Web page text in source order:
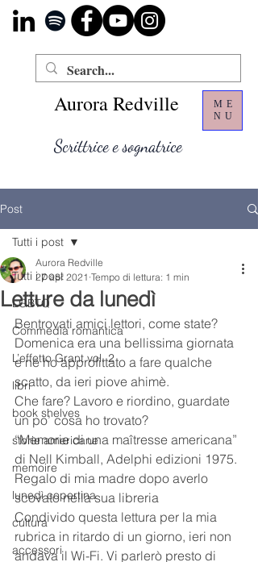
ME
NU
Scrittrice e sognatrice
Aurora Redville
Post
Tutti i post
LGBTQ
Commedia romantica
L’effetto Grant vol. 2
libri
book shelves
storie americane
memoire
lunedì copertina
cultura
accessori
Tutti i post
Letture da lunedì
Aurora Redville
27 apr 2021 Tempo di lettura: 1 min
Bentrovati amici lettori, come state?
Domenica era una bellissima giornata
e ne ho approfittato a fare qualche
scatto, da ieri piove ahimè.
Che fare? Lavoro e riordino, guardate
un po’ cosa ho trovato?
“Memorie di una maîtresse americana”
di Nell Kimball, Adelphi edizioni 1975.
Regalo di mia madre dopo averlo
scovato nella sua libreria
Condivido questa lettura per la mia
rubrica in ritardo di un giorno, ieri non
andava il Wi-Fi. Vi parlerò presto di